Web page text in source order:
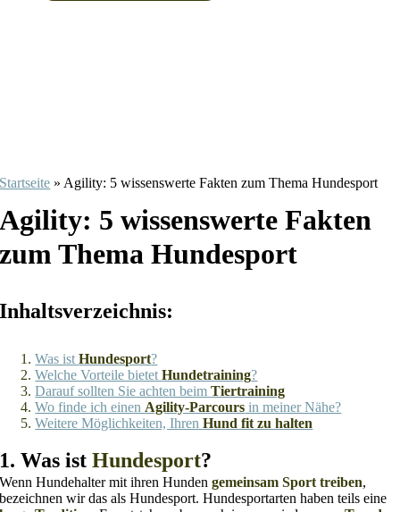
Startseite » Agility: 5 wissenswerte Fakten zum Thema Hundesport
Agility: 5 wissenswerte Fakten
zum Thema Hundesport
Inhaltsverzeichnis:
Was istHundesport?
Welche Vorteile bietetHundetraining?
Darauf sollten Sie achten beimTiertraining
Wo finde ich einen Agility-Parcours in meiner Nähe?
Weitere Möglichkeiten, IhrenHund fit zu halten
1. Was istHundesport?
Wenn Hundehalter mit ihren Hundengemeinsam Sport treiben,
bezeichnen wir das als Hundesport. Hundesportarten haben teils eine